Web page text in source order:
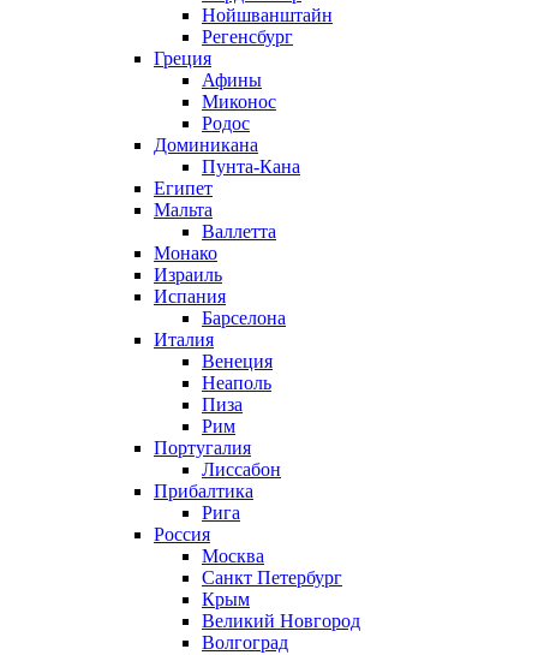
Нойшванштайн
Регенсбург
Греция
Афины
Миконос
Родос
Доминикана
Пунта-Кана
Египет
Мальта
Валлетта
Монако
Израиль
Испания
Барселона
Италия
Венеция
Неаполь
Пиза
Рим
Португалия
Лиссабон
Прибалтика
Рига
Россия
Москва
Санкт Петербург
Крым
Великий Новгород
Волгоград